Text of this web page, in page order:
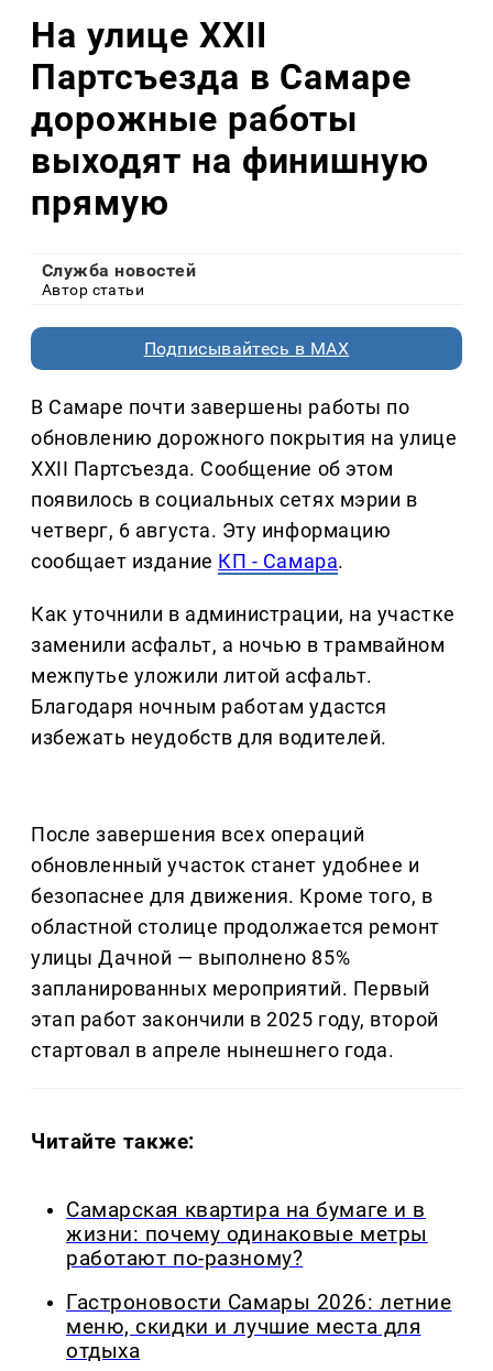
На улице XXII
Партсъезда в Самаре
дорожные работы
выходят на финишную
прямую
Служба новостей
Автор статьи
Подписывайтесь в MAX
В Самаре почти завершены работы по
обновлению дорожного покрытия на улице
XXII Партсъезда. Сообщение об этом
появилось в социальных сетях мэрии в
четверг, 6 августа. Эту информацию
сообщает издание КП - Самара.
Как уточнили в администрации, на участке
заменили асфальт, а ночью в трамвайном
межпутье уложили литой асфальт.
Благодаря ночным работам удастся
избежать неудобств для водителей.
После завершения всех операций
обновленный участок станет удобнее и
безопаснее для движения. Кроме того, в
областной столице продолжается ремонт
улицы Дачной — выполнено 85%
запланированных мероприятий. Первый
этап работ закончили в 2025 году, второй
стартовал в апреле нынешнего года.
Читайте также:
Самарская квартира на бумаге и в
жизни: почему одинаковые метры
работают по-разному?
Гастроновости Самары 2026: летние
меню, скидки и лучшие места для
отдыха